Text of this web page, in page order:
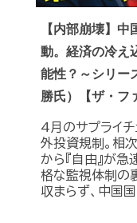
【内部崩壊】
動。経済の冷え
能性？～シリー
勝氏）【ザ・フ
4月のサプライ
外投資規制。相
から『自由』が
格な監視体制の
収まらず、中国